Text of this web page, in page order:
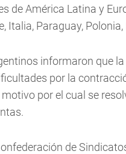
de América Latina y
Italia, Paraguay,
informaron que la
por la
por el cual se
de